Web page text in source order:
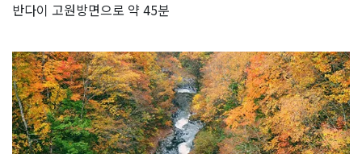
반다이 고원방면으로 약 45분